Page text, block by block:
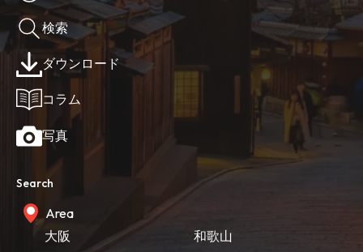
検索
ダウンロード
コラム
写真
Search
Area
大阪
和歌山